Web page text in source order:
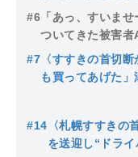
「出禁トラブル
された」と供述
#6 「あっ、すいま
ついてきた被害者
とオンナ言葉で
テルは営業再開
#7 〈すすきの首切
も買ってあげた
ート一家が選択
#14 〈札幌すすきの
を送迎し“ドラ